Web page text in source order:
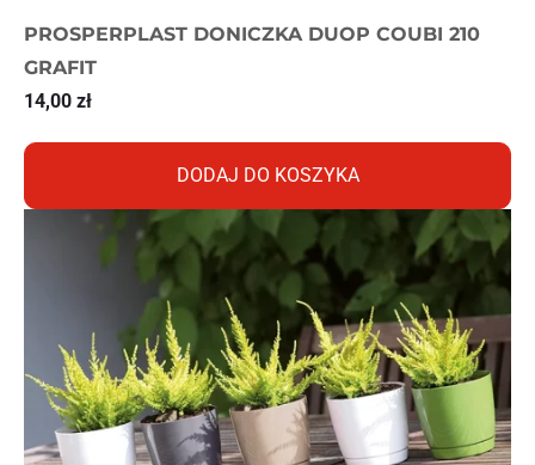
PROSPERPLAST DONICZKA DUOP COUBI 210
GRAFIT
14,00 zł
DODAJ DO KOSZYKA